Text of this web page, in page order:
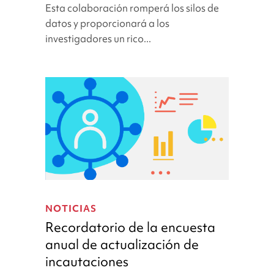
la
investigación
mediante
datos
Esta colaboración romperá los silos de
datos y proporcionará a los
investigadores un rico...
la
encuesta
anual
de
NOTICIAS
Recordatorio de la encuesta
anual de actualización de
incautaciones